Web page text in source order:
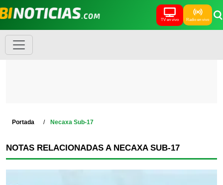
TV en vivo Radio en vivo
Portada Necaxa Sub-17
NOTAS RELACIONADAS A NECAXA SUB-17